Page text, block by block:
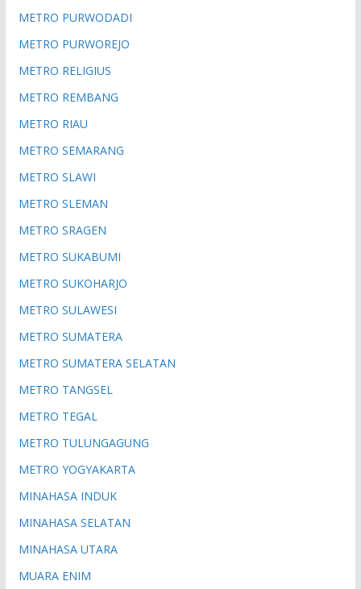
METRO PURWODADI
METRO PURWOREJO
METRO RELIGIUS
METRO REMBANG
METRO RIAU
METRO SEMARANG
METRO SLAWI
METRO SLEMAN
METRO SRAGEN
METRO SUKABUMI
METRO SUKOHARJO
METRO SULAWESI
METRO SUMATERA
METRO SUMATERA SELATAN
METRO TANGSEL
METRO TEGAL
METRO TULUNGAGUNG
METRO YOGYAKARTA
MINAHASA INDUK
MINAHASA SELATAN
MINAHASA UTARA
MUARA ENIM